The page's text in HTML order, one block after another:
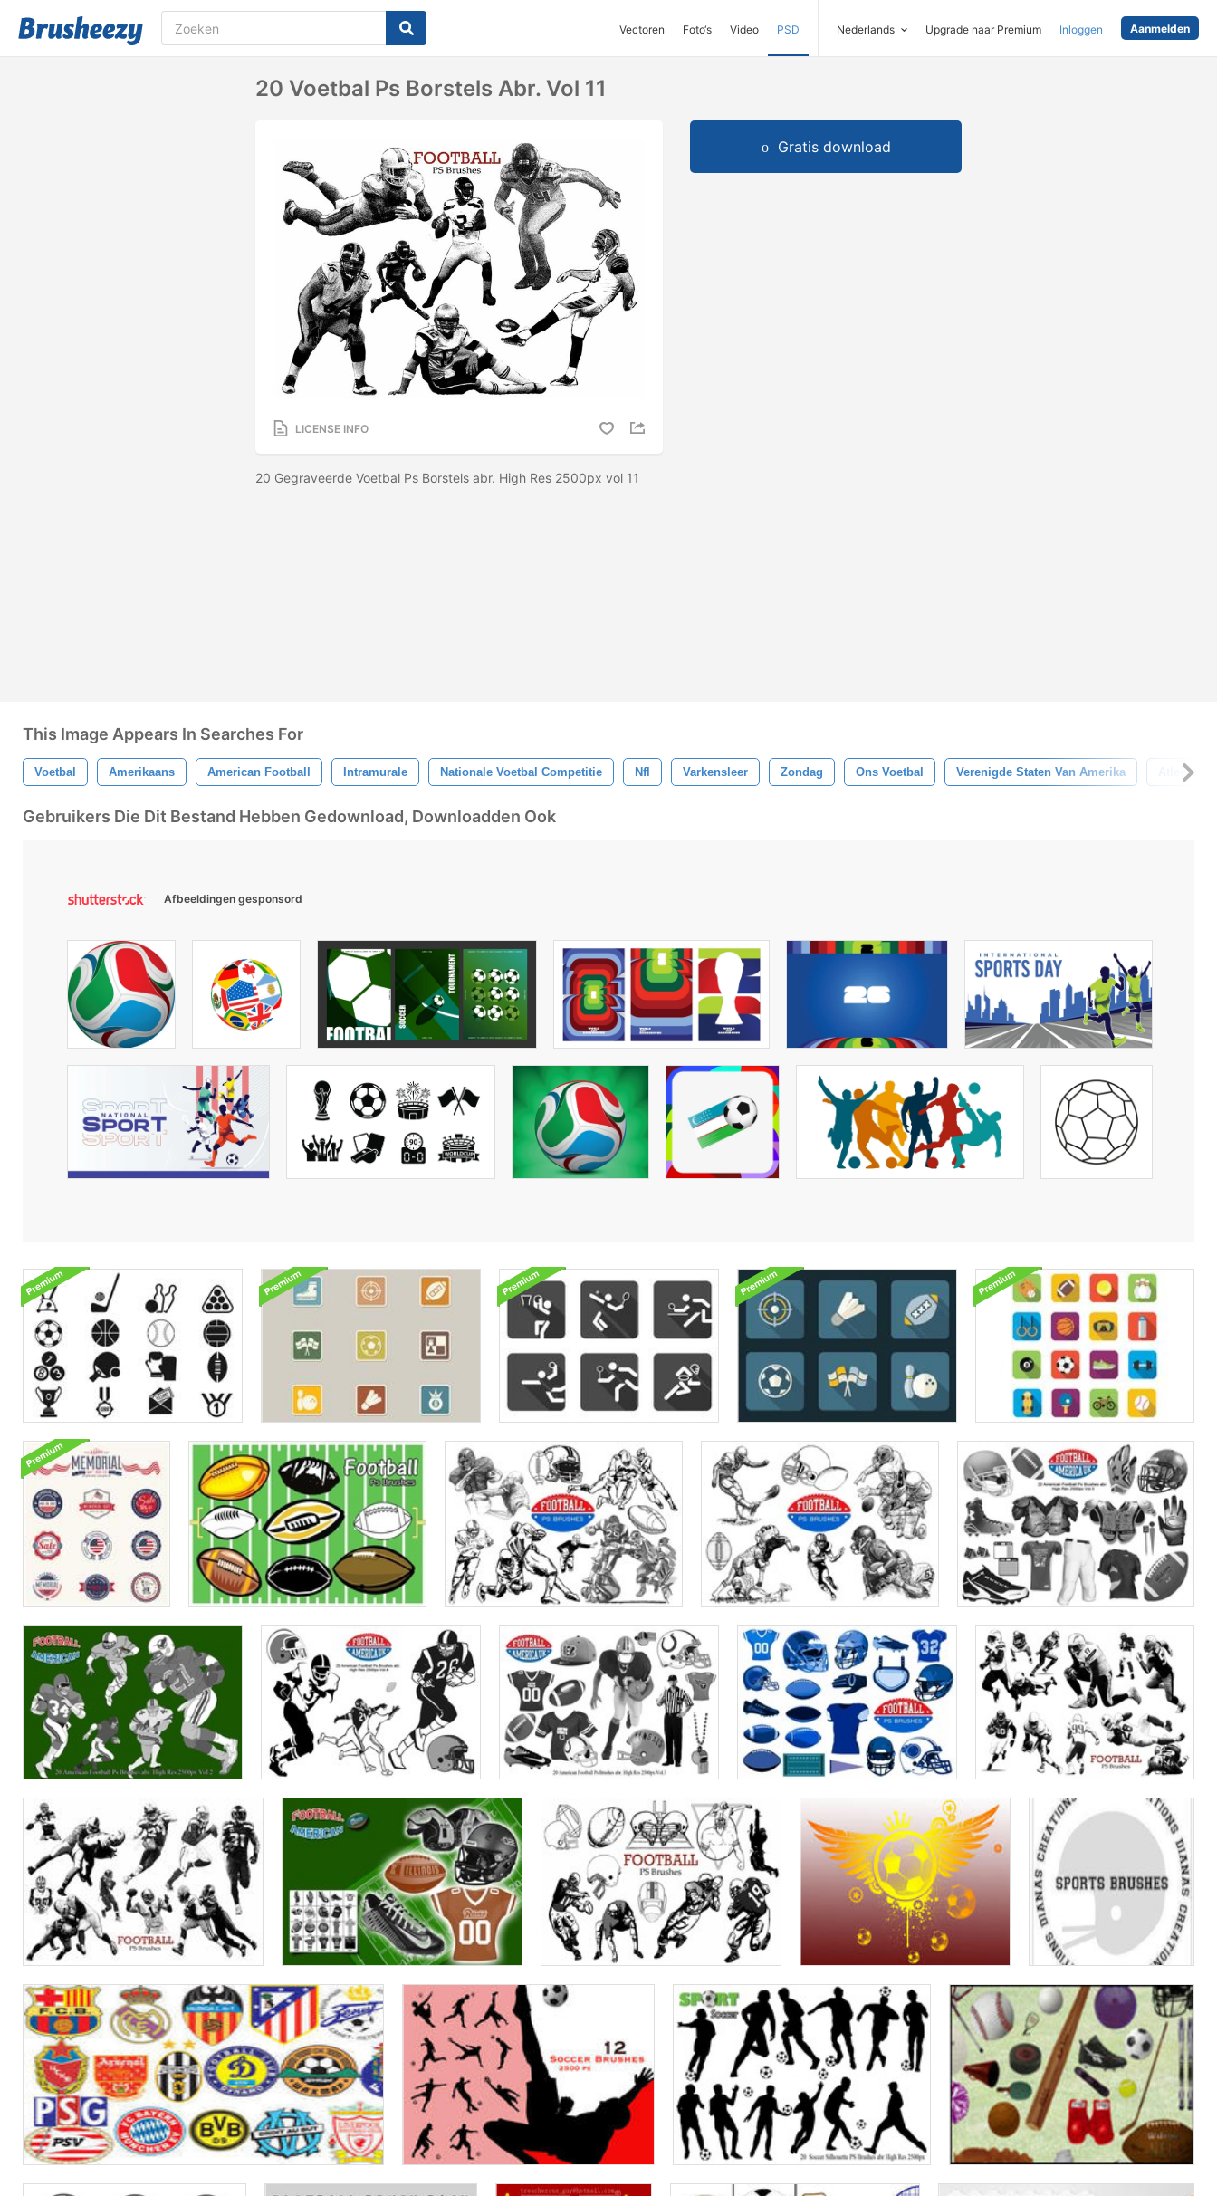
Vectoren Foto‘s Video PSD Nederlands Upgrade naar Premium Inloggen Aanmelden
20 Voetbal Ps Borstels Abr. Vol 11
LICENSE INFO
20 Gegraveerde Voetbal Ps Borstels abr. High Res 2500px vol 11
Gratis download
This Image Appears In Searches For
Voetbal Amerikaans American Football Intramurale Nationale Voetbal Competitie Nfl Varkensleer Zondag Ons Voetbal Verenigde Staten Van Amerika Atleet
Gebruikers Die Dit Bestand Hebben Gedownload, Downloadden Ook
Afbeeldingen gesponsord